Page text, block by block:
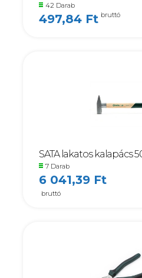
42 Darab
497,84 Ft bruttó
SATA lakatos kalapács
7 Darab
6 041,39 Ft
bruttó